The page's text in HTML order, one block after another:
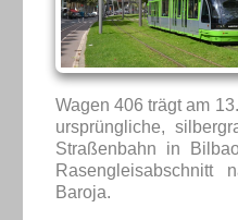
Wagen 406 trägt am
ursprüngliche,
Straßenbahn in
Baroja.